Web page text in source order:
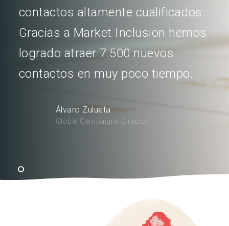
contactos altamente cualificados.
Gracias a Market Inclusion hemos
logrado atraer 7.500 nuevos
contactos en muy poco tiempo.
Álvaro Zulueta
Global Campaigns Director